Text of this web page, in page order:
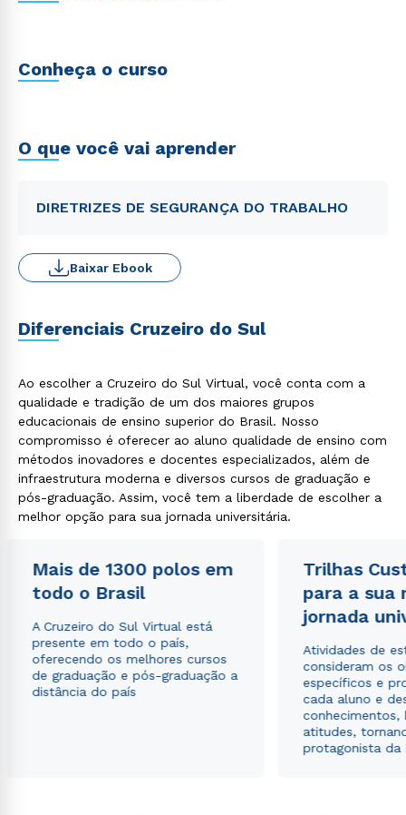
Conheça o curso
O que você vai aprender
DIRETRIZES DE SEGURANÇA DO TRABALHO
Baixar Ebook
Diferenciais Cruzeiro do Sul
Ao escolher a Cruzeiro do Sul Virtual, você conta com a
qualidade e tradição de um dos maiores grupos
educacionais de ensino superior do Brasil. Nosso
compromisso é oferecer ao aluno qualidade de ensino com
métodos inovadores e docentes especializados, além de
infraestrutura moderna e diversos cursos de graduação e
pós-graduação. Assim, você tem a liberdade de escolher a
melhor opção para sua jornada universitária.
Mais de 1300 polos em
todo o Brasil
A Cruzeiro do Sul Virtual está
presente em todo o país,
oferecendo os melhores cursos
de graduação e pós-graduação a
distância do país
Trilhas
para a sua
jornada
Atividades de
consideram os
específicos e
cada aluno e
conhecimentos,
atitudes,
protagonista da